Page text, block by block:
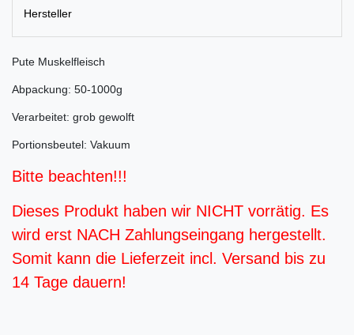
Hersteller
Pute Muskelfleisch
Abpackung: 50-1000g
Verarbeitet: grob gewolft
Portionsbeutel: Vakuum
Bitte beachten!!!
Dieses Produkt haben wir NICHT vorrätig. Es
wird erst NACH Zahlungseingang hergestellt.
Somit kann die Lieferzeit incl. Versand bis zu
14 Tage dauern!